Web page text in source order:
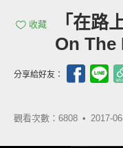
收藏
「在路
On The
分享給好友：
觀看次數：6808 • 2017-